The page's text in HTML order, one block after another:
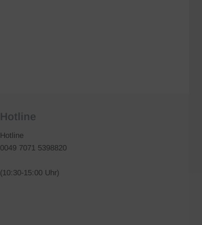
Hotline
Hotline
0049 7071 5398820
(10:30-15:00 Uhr)